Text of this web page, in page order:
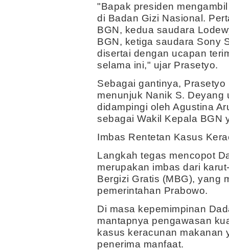
"Bapak presiden
di Badan Gizi Nasional.
BGN, kedua saudara
BGN, ketiga saudara Sony
disertai dengan ucapan
selama ini," ujar Prasetyo.
Sebagai gantinya,
menunjuk Nanik S. Deyang
didampingi oleh Agustina
sebagai Wakil Kepala BGN
Imbas Rentetan Kasus
Langkah tegas mencopot
merupakan imbas dari
Bergizi Gratis (MBG), yang
pemerintahan Prabowo.
Di masa kepemimpinan
mantapnya pengawasan
kasus keracunan makanan
penerima manfaat.